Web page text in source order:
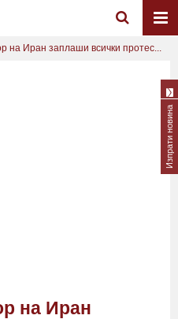
на Иран заплаши всички протес...
на Иран
Изпрати новина